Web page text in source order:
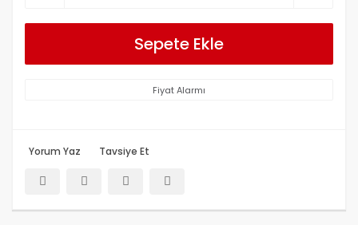
Sepete Ekle
Fiyat Alarmı
Yorum Yaz Tavsiye Et